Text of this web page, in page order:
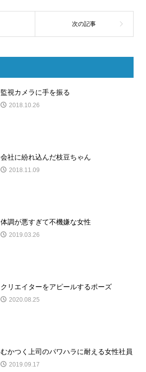
監視カメラに手を振る
2018.10.26
会社に紛れ込んだ枝豆ちゃん
2018.11.09
体調が悪すぎて不機嫌な女性
2019.03.26
クリエイターをアピールするポーズ
2020.08.25
むかつく上司のパワハラに耐える女性社員
2019.09.17